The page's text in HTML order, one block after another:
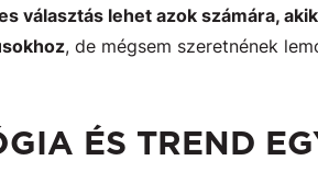
választás lehet azok számára,
, de mégsem szeretnének
ÉS TREND